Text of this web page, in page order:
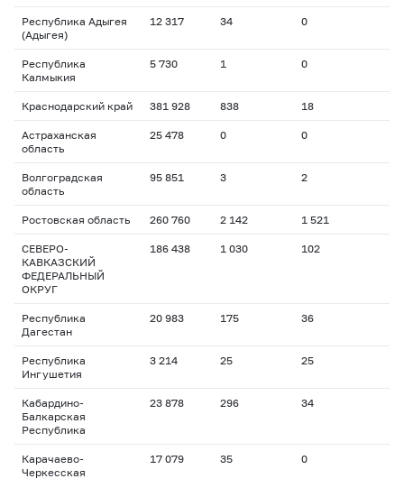
Республика Адыгея
(Адыгея)
12 317 34 0
Республика
Калмыкия
5 730 1 0
Краснодарский край 381 928 838 18
Астраханская
область
25 478 0 0
Волгоградская
область
95 851 3 2
Ростовская область 260 760 2 142 1 521
СЕВЕРО-
КАВКАЗСКИЙ
ФЕДЕРАЛЬНЫЙ
ОКРУГ
186 438 1 030 102
Республика
Дагестан
20 983 175 36
Республика
Ингушетия
3 214 25 25
Кабардино-
Балкарская
Республика
23 878 296 34
Карачаево-
Черкесская
17 079 35 0